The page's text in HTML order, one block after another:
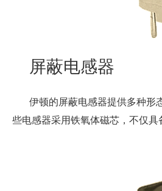
屏蔽电感器
伊顿的屏蔽电感器提供多种形
些电感器采用铁氧体磁芯，不仅